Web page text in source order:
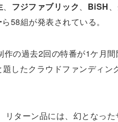
、 フジファブリック、 BiSH、
ら58組が発表されている。
の過去2回の特番が1ケ月
したクラウドファンディン
ターン品には、幻となっ